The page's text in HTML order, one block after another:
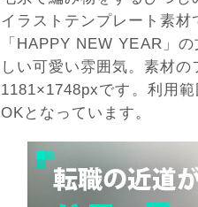
イラストテンプレート素
「HAPPY NEW YEAR」
しい可愛い雰囲気。素材
1181×1748pxです。利用
OKとなっています。